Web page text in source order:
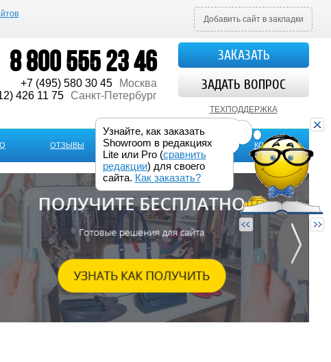
Узнайте, как заказать
Showroom в редакциях
Lite или Pro (сравнить
редакции) для своего
сайта. Как заказать?
Добавить сайт в закладки
ЗАКАЗАТЬ
ЗАДАТЬ ВОПРОС
ТЕХПОДДЕРЖКА
8 800 555 23 46
+7 (495) 580 30 45
Москва
426 11 75
Санкт-Петербург
ОТЗЫВЫ КАК ЗАКАЗАТЬ ЕЩЕ КОНТАКТЫ